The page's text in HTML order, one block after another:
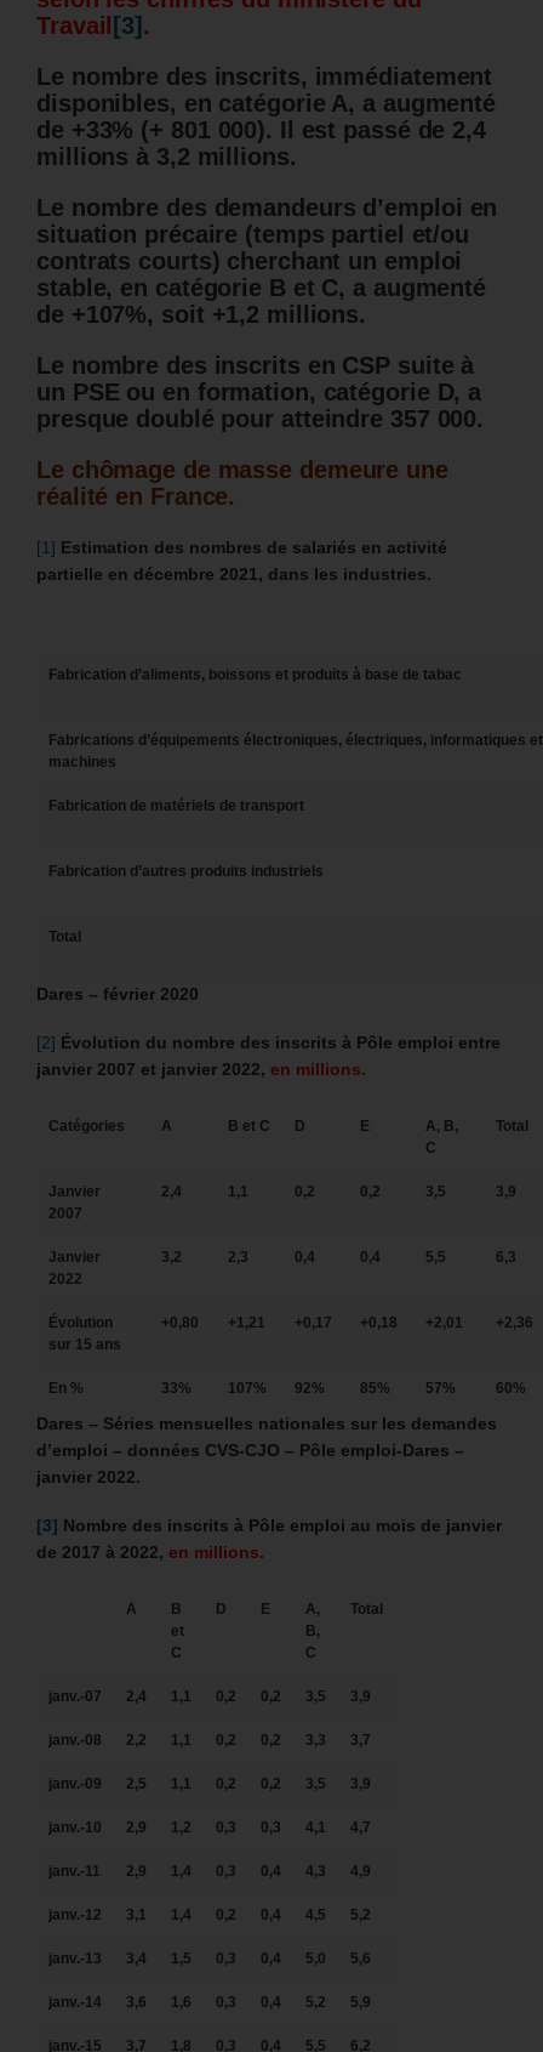
Travail [3] .
Le nombre des inscrits, immédiatement
disponibles, en catégorie A, a augmenté
de +33% (+ 801 000). Il est passé de 2,4
millions à 3,2 millions.
Le nombre des demandeurs d’emploi en
situation précaire (temps partiel et/ou
contrats courts) cherchant un emploi
stable, en catégorie B et C, a augmenté
de +107%, soit +1,2 millions.
Le nombre des inscrits en CSP suite à
un PSE ou en formation, catégorie D, a
presque doublé pour atteindre 357 000.
Le chômage de masse demeure une
réalité en France.
[1] Estimation des nombres de salariés en activité
partielle en décembre 2021, dans les industries.
Fabrication d’aliments, boissons et produits à base de tabac
Fabrications d’équipements électroniques, électriques, informatiques et
machines
Fabrication de matériels de transport
Fabrication d’autres produits industriels
Total
Dares – février 2020
[2] Évolution du nombre des inscrits à Pôle emploi entre
janvier 2007 et janvier 2022, en millions.
Catégories A B et C D E
A, B,
C
Total
Janvier
2007
2,4 1,1 0,2 0,2 3,5 3,9
Janvier
2022
3,2 2,3 0,4 0,4 5,5 6,3
Évolution
sur 15 ans
+0,80 +1,21 +0,17 +0,18 +2,01 +2,36
En % 33% 107% 92% 85% 57% 60%
Dares – Séries mensuelles nationales sur les demandes
d’emploi – données CVS-CJO – Pôle emploi-Dares –
janvier 2022.
[3] Nombre des inscrits à Pôle emploi au mois de janvier
de 2017 à 2022, en millions.
A
B
et
C
D E
A,
B,
C
Total
janv.-07 2,4 1,1 0,2 0,2 3,5 3,9
janv.-08 2,2 1,1 0,2 0,2 3,3 3,7
janv.-09 2,5 1,1 0,2 0,2 3,5 3,9
janv.-10 2,9 1,2 0,3 0,3 4,1 4,7
janv.-11 2,9 1,4 0,3 0,4 4,3 4,9
janv.-12 3,1 1,4 0,2 0,4 4,5 5,2
janv.-13 3,4 1,5 0,3 0,4 5,0 5,6
janv.-14 3,6 1,6 0,3 0,4 5,2 5,9
janv.-15 3,7 1,8 0,3 0,4 5,5 6,2